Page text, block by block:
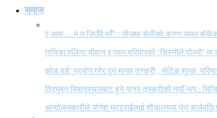
समाज
ए आमा… म त जिउँदै मरेँ” : तीजमा चेलीको करुण व्यथा बोकेको
गायिका एलिना चौहान र पवन परिवारको ‘सिस्नोले पोल्यो’
कोड वर्ड’ प्रयोग गरेर पुन मानव तस्करी , सेटिङ शुल्क
त्रिभुवन विमानस्थलबाट हुने मानव तस्करीको नयाँ रूप :
आन्दोलनकारीले योगेश भट्टराईलाई शौचालयमा घेरा हालेपछि